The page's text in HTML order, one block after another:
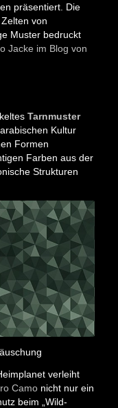
präsentiert. Die
von
Muster bedruckt
Jacke im Blog von
Tarnmuster
Kultur
Formen
Farben aus der
Strukturen
verleiht
Camonicht nur ein
beim „Wild-